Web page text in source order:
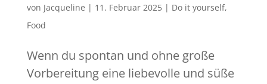
von Jacqueline | 11. Februar 2025| Do it yourself,
Food
Wenn du spontan und ohne große
Vorbereitung eine liebevolle und süße